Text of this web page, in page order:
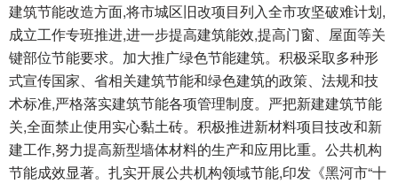
建筑节能改造方面,将市城区旧改项目列入全市攻坚破难计划,
成立工作专班推进,进一步提高建筑能效,提高门窗、屋面等关
键部位节能要求。加大推广绿色节能建筑。积极采取多种形
式宣传国家、省相关建筑节能和绿色建筑的政策、法规和技
术标准,严格落实建筑节能各项管理制度。严把新建建筑节能
关,全面禁止使用实心黏土砖。积极推进新材料项目技改和新
建工作,努力提高新型墙体材料的生产和应用比重。公共机构
节能成效显著。扎实开展公共机构领域节能,印发《黑河市“十